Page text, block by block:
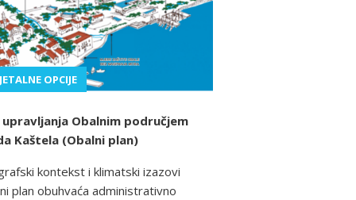
OPCIJE
upravljanja Obalnim područjem
Kaštela (Obalni plan)
kontekst i klimatski izazovi
plan obuhvaća administrativno